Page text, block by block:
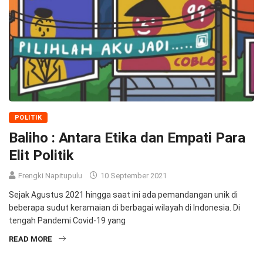
POLITIK
Baliho : Antara Etika dan Empati Para
Elit Politik
Frengki Napitupulu 10 September 2021
Sejak Agustus 2021 hingga saat ini ada pemandangan unik di
beberapa sudut keramaian di berbagai wilayah di Indonesia. Di
tengah Pandemi Covid-19 yang
READ MORE